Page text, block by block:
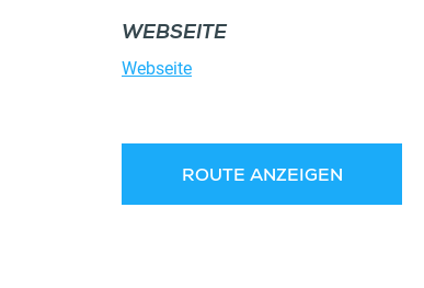
WEBSEITE
Webseite
ROUTE ANZEIGEN